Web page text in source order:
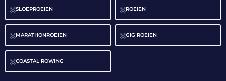
SLOEPROEIEN ROEIEN
MARATHONROEIEN GIG ROEIEN
COASTAL ROWING